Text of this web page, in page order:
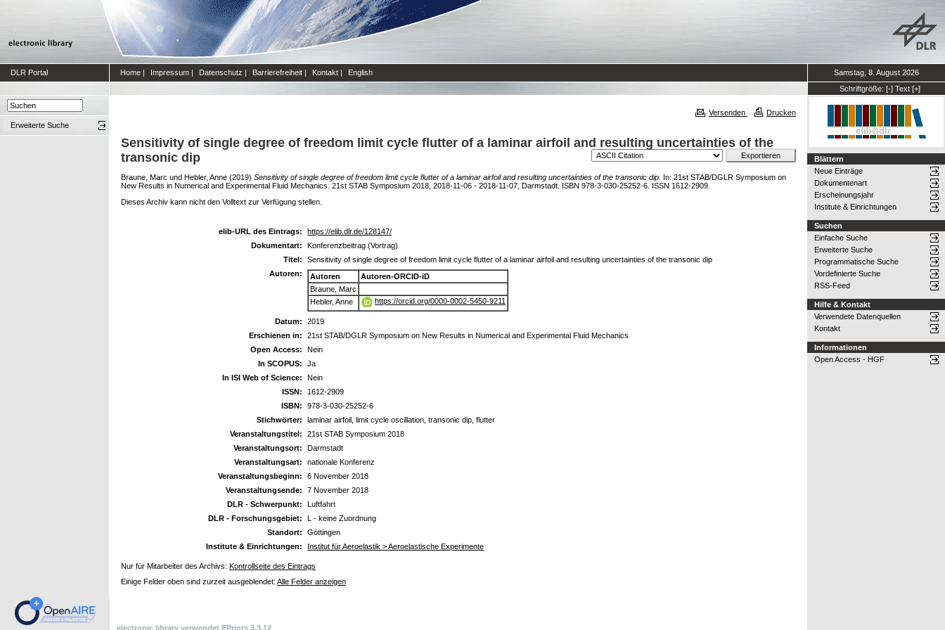
DLR Portal Home | Impressum | Datenschutz | Barrierefreiheit | Kontakt | English
Samstag, 8. August 2026
Schriftgröße: [-] Text [+]
Erweiterte Suche
Versenden Drucken
Sensitivity of single degree of freedom limit cycle flutter of a laminar airfoil and resulting uncertainties of the
transonic dip
Braune, Marc und Hebler, Anne (2019) Sensitivity of single degree of freedom limit cycle flutter of a laminar airfoil and resulting uncertainties of the transonic dip. In: 21st STAB/DGLR Symposium on
New Results in Numerical and Experimental Fluid Mechanics. 21st STAB Symposium 2018, 2018-11-06 - 2018-11-07, Darmstadt. ISBN 978-3-030-25252-6. ISSN 1612-2909.
Dieses Archiv kann nicht den Volltext zur Verfügung stellen.
elib-URL des Eintrags:
https://elib.dlr.de/128147/
Dokumentart:
Konferenzbeitrag (Vortrag)
Titel:
Sensitivity of single degree of freedom limit cycle flutter of a laminar airfoil and resulting uncertainties of the transonic dip
Autoren:
Autoren
Autoren-ORCID-iD
Braune, Marc
Hebler, Anne
https://orcid.org/0000-0002-5450-9211
Datum:
2019
Erschienen in:
21st STAB/DGLR Symposium on New Results in Numerical and Experimental Fluid Mechanics
Open Access:
Nein
In SCOPUS:
Ja
In ISI Web of Science:
Nein
ISSN:
1612-2909
ISBN:
978-3-030-25252-6
Stichwörter:
laminar airfoil, limit cycle oscillation, transonic dip, flutter
Veranstaltungstitel:
21st STAB Symposium 2018
Veranstaltungsort:
Darmstadt
Veranstaltungsart:
nationale Konferenz
Veranstaltungsbeginn:
6 November 2018
Veranstaltungsende:
7 November 2018
DLR - Schwerpunkt:
Luftfahrt
DLR - Forschungsgebiet:
L - keine Zuordnung
Standort:
Göttingen
Institute & Einrichtungen:
Institut für Aeroelastik > Aeroelastische Experimente
Nur für Mitarbeiter des Archivs: Kontrollseite des Eintrags
Einige Felder oben sind zurzeit ausgeblendet: Alle Felder anzeigen
Blättern
Neue Einträge
Dokumentenart
Erscheinungsjahr
Institute & Einrichtungen
Suchen
Einfache Suche
Erweiterte Suche
Programmatische Suche
Vordefinierte Suche
RSS-Feed
Hilfe & Kontakt
Verwendete Datenquellen
Kontakt
Informationen
Open Access - HGF
electronic library verwendet EPrints 3.3.12